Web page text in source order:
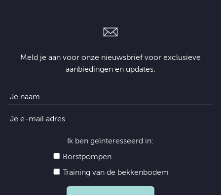
Meld je aan voor onze nieuwsbrief voor exclusieve
aanbiedingen en updates.
Ik ben geïnteresseerd in:
Borstpompen
Training van de bekkenbodem